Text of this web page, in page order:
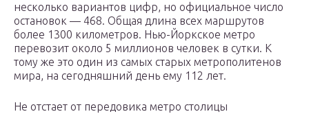
несколько вариантов цифр, но официальное число
остановок — 468. Общая длина всех маршрутов
более 1300 километров. Нью-Йоркское метро
перевозит около 5 миллионов человек в сутки. К
тому же это один из самых старых метрополитенов
мира, на сегодняшний день ему 112 лет.
Не отстает от передовика метро столицы